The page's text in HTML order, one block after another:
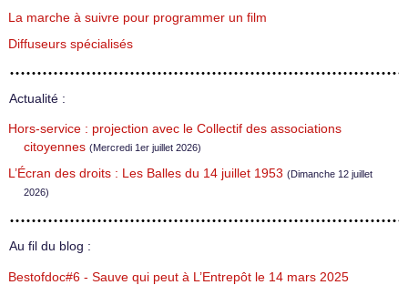
La marche à suivre pour programmer un film
Diffuseurs spécialisés
Actualité :
Hors-service : projection avec le Collectif des associations
citoyennes (Mercredi 1er juillet 2026)
L’Écran des droits : Les Balles du 14 juillet 1953 (Dimanche 12 juillet
2026)
Au fil du blog :
Bestofdoc#6 - Sauve qui peut à L’Entrepôt le 14 mars 2025